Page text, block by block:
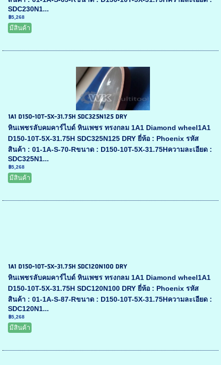
SDC230N1...
฿5,268
มีสินค้า
1A1 D150-10T-5X-31.75H SDC325N125 DRY
หินเพชรลับคมคาร์ไบด์ หินเพชร ทรงกลม 1A1 Diamond wheel1A1
D150-10T-5X-31.75H SDC325N125 DRY ยี่ห้อ : Phoenix รหัส
สินค้า : 01-1A-S-70-Rขนาด : D150-10T-5X-31.75Hความละเอียด :
SDC325N1...
฿5,268
มีสินค้า
1A1 D150-10T-5X-31.75H SDC120N100 DRY
หินเพชรลับคมคาร์ไบด์ หินเพชร ทรงกลม 1A1 Diamond wheel1A1
D150-10T-5X-31.75H SDC120N100 DRY ยี่ห้อ : Phoenix รหัส
สินค้า : 01-1A-S-87-Rขนาด : D150-10T-5X-31.75Hความละเอียด :
SDC120N1...
฿5,268
มีสินค้า